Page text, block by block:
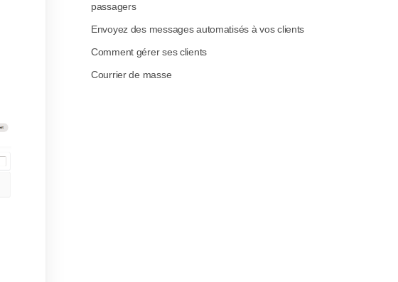
passagers
Envoyez des messages automatisés à vos clients
Comment gérer ses clients
Courrier de masse